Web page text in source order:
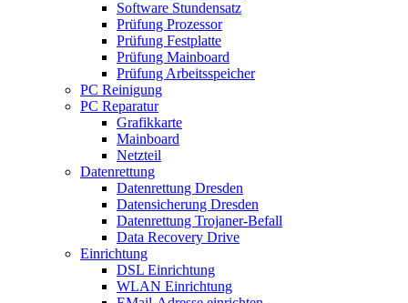
Software Stundensatz
Prüfung Prozessor
Prüfung Festplatte
Prüfung Mainboard
Prüfung Arbeitsspeicher
PC Reinigung
PC Reparatur
Grafikkarte
Mainboard
Netzteil
Datenrettung
Datenrettung Dresden
Datensicherung Dresden
Datenrettung Trojaner-Befall
Data Recovery Drive
Einrichtung
DSL Einrichtung
WLAN Einrichtung